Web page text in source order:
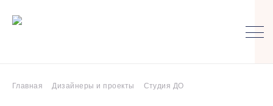
Главная Дизайнеры и проекты Студия ДО